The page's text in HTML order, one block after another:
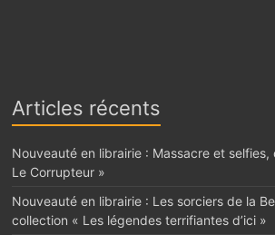
Articles récents
Nouveauté en librairie : Massacre et selfies,
Le Corrupteur »
Nouveauté en librairie : Les sorciers de la
collection « Les légendes terrifiantes d’ici »